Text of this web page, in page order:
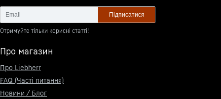
Підписатися
Отримуйте тільки корисні статті!
Про магазин
Про Liebherr
FAQ (Часті питання)
Новини / Блог